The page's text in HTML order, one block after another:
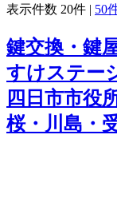
表示件数 20件 | 50
鍵交換・鍵
すけステー
四日市市役
桜・川島・